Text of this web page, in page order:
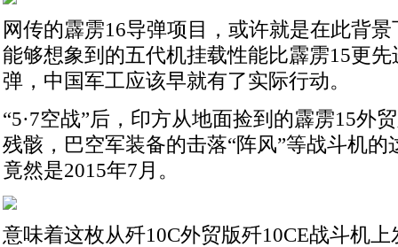
网传的霹雳16导弹项目，或许就是在此背
能够想象到的五代机挂载性能比霹雳15更
弹，中国军工应该早就有了实际行动。
“5·7空战”后，印方从地面捡到的霹雳15外
残骸，巴空军装备的击落“阵风”等战斗机
竟然是2015年7月。
意味着这枚从歼10C外贸版歼10CE战斗机